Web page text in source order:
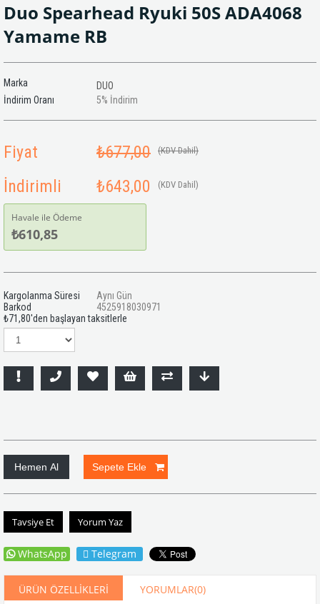
Duo Spearhead Ryuki 50S ADA4068
Yamame RB
Marka
DUO
İndirim Oranı
%
5 İndirim
Fiyat ₺677,00 (KDV Dahil)
İndirimli ₺643,00 (KDV Dahil)
Havale ile Ödeme
₺610,85
Kargolanma Süresi
Aynı Gün
Barkod
4525918030971
₺71,80'den başlayan taksitlerle
Tavsiye Et Yorum Yaz
WhatsApp Telegram
ÜRÜN ÖZELLIKLERI YORUMLAR(0)